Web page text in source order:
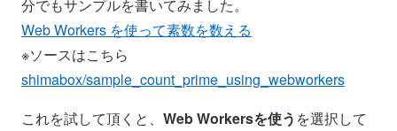
分でもサンプルを書いてみました。
Web Workers を使って素数を数える
※ソースはこちら
shimabox/sample_count_prime_using_webworkers
これを試して頂くと、 Web Workersを使う を選択して